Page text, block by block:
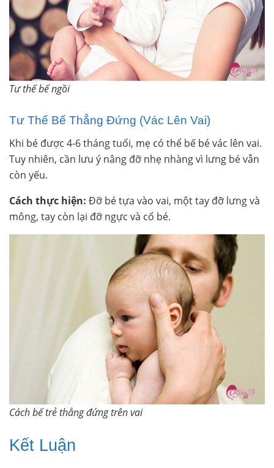
Tư thế bế ngồi
Tư Thế Bế Thẳng Đứng (Vác Lên Vai)
Khi bé được 4-6 tháng tuổi, mẹ có thể bế bé vác lên vai.
Tuy nhiên, cần lưu ý nâng đỡ nhẹ nhàng vì lưng bé vẫn
còn yếu.
Cách thực hiện: Đỡ bé tựa vào vai, một tay đỡ lưng và
mông, tay còn lại đỡ ngực và cổ bé.
Cách bế trẻ thẳng đứng trên vai
Kết Luận